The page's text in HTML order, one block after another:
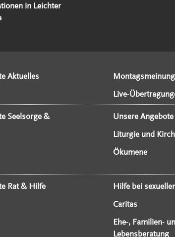
in Leichter
Aktuelles Montagsmeinung
Live-
Seelsorge &
Unsere Angebote
Liturgie und
Ökumene
Rat & Hilfe Hilfe bei
Caritas
Ehe-, Familien-
Lebensberatung